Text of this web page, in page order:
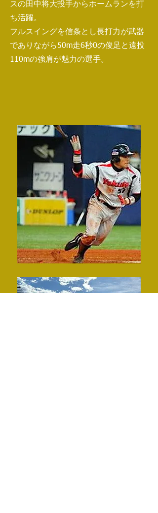
スの田中将大投手からホームランを打
ち活躍。
フルスイングを信条とし長打力が武器
でありながら50m走6秒0の俊足と遠投
110mの強肩が魅力の選手。